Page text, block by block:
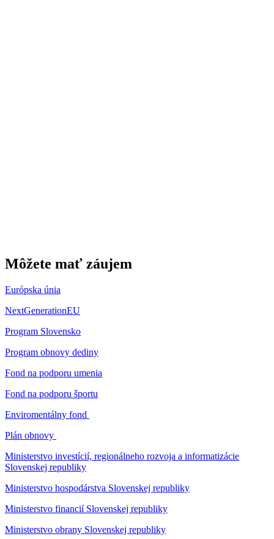
Môžete mať záujem
Európska únia
NextGenerationEU
Program Slovensko
Program obnovy dediny
Fond na podporu umenia
Fond na podporu športu
Enviromentálny fond
Plán obnovy
Ministerstvo investícií, regionálneho rozvoja a informatizácie
Slovenskej republiky
Ministerstvo hospodárstva Slovenskej republiky
Ministerstvo financií Slovenskej republiky
Ministerstvo obrany Slovenskej republiky